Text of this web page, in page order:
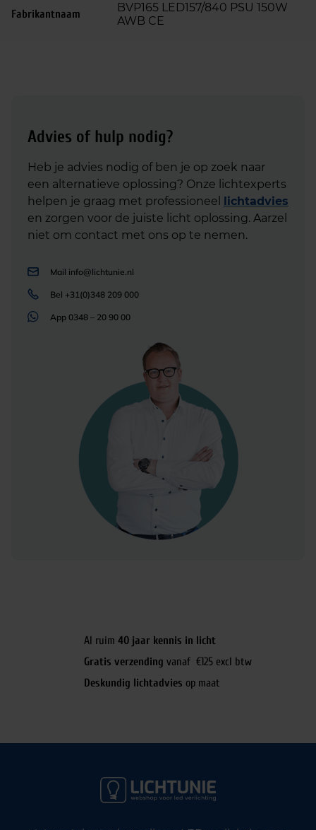
Fabrikantnaam
BVP165 LED157/840 PSU 150W
AWB CE
Advies of hulp nodig?
Heb je advies nodig of ben je op zoek naar
een alternatieve oplossing? Onze lichtexperts
helpen je graag met professioneel lichtadvies
en zorgen voor de juiste licht oplossing. Aarzel
niet om contact met ons op te nemen.
Mail info@lichtunie.nl
Bel +31(0)348 209 000
App 0348 – 20 90 00
Al ruim 40 jaar kennis in licht
Gratis verzending vanaf €125 excl btw
Deskundig lichtadvies op maat